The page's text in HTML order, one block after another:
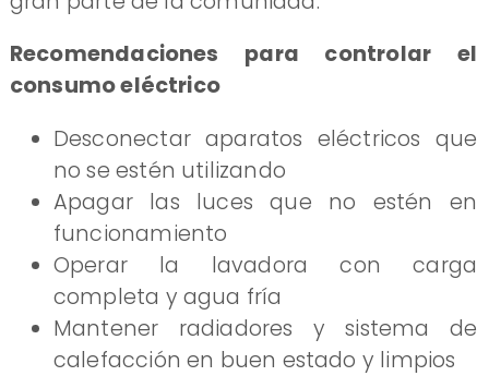
Recomendaciones para controlar el
consumo eléctrico
Desconectar aparatos eléctricos que
no se estén utilizando
Apagar las luces que no estén en
funcionamiento
Operar la lavadora con carga
completa y agua fría
Mantener radiadores y sistema de
calefacción en buen estado y limpios